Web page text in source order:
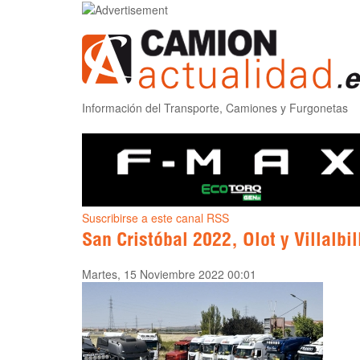
Información del Transporte, Camiones y Furgonetas
Suscribirse a este canal RSS
San Cristóbal 2022, Olot y
Martes, 15 Noviembre 2022 00:01